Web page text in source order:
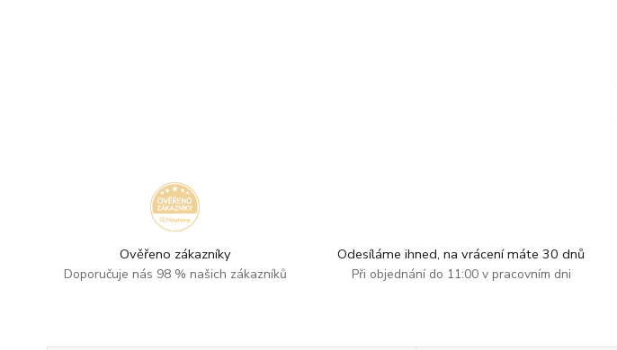
Ověřeno zákazníky
Doporučuje nás 98 % našich zákazníků
Odesíláme ihned, na vrácení máte 30 dnů
Při objednání do 11:00 v pracovním dni